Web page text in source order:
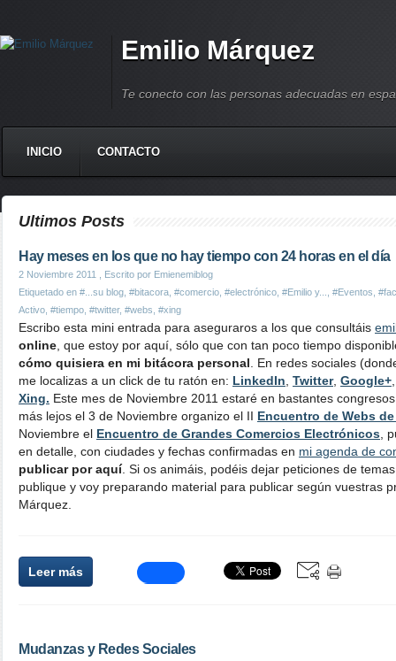
Emilio Márquez
Te conecto con las personas adecuadas en
INICIO CONTACTO
Ultimos Posts
Hay meses en los que no hay tiempo con 24 horas en el día
2 Noviembre 2011
, Escrito por Emienemiblog
Etiquetado en #...su blog #bitacora #comercio #electrónico #Emilio y... #Eventos
Activo #tiempo #twitter, #webs #xing
Escribo esta mini entrada para aseguraros a los que consultáis
online , que estoy por aquí, sólo que con tan poco tiempo
cómo quisiera en mi bitácora personal . En redes sociales
me localizas a un click de tu ratón en: LinkedIn Twitter, Google+
Xing. Este mes de Noviembre 2011 estaré en bastantes
más lejos el 3 de Noviembre organizo el II Encuentro de Webs
Noviembre el Encuentro de Grandes Comercios Electrónicos ,
en detalle, con ciudades y fechas confirmadas en mi agenda de
publicar por aquí. Si os animáis, podéis dejar peticiones de
publique y voy preparando material para publicar según vuestras
Márquez.
Leer más
Mudanzas y Redes Sociales